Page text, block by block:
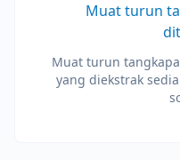
Muat turun
Muat turun
yang diekstrak